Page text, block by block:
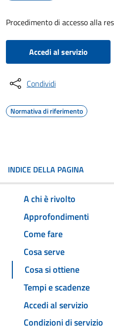
Procedimento di accesso alla
Accedi al servizio
Condividi
Normativa di riferimento
INDICE DELLA PAGINA
A chi è rivolto
Approfondimenti
Come fare
Cosa serve
Cosa si ottiene
Tempi e scadenze
Accedi al servizio
Condizioni di servizio